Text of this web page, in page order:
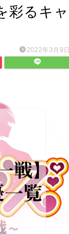
彩るキャ
2022年3月9日